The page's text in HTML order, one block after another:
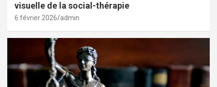
visuelle de la social-thérapie
6 février 2026 admin